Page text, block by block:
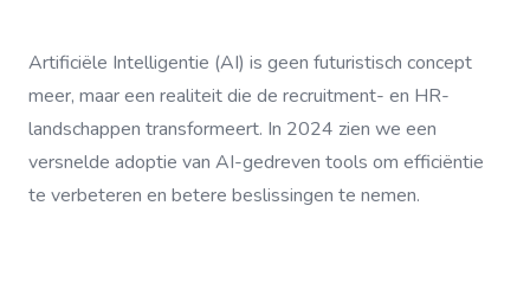
Artificiële Intelligentie (AI) is geen futuristisch concept
meer, maar een realiteit die de recruitment- en HR-
landschappen transformeert. In 2024 zien we een
versnelde adoptie van AI-gedreven tools om efficiëntie
te verbeteren en betere beslissingen te nemen.